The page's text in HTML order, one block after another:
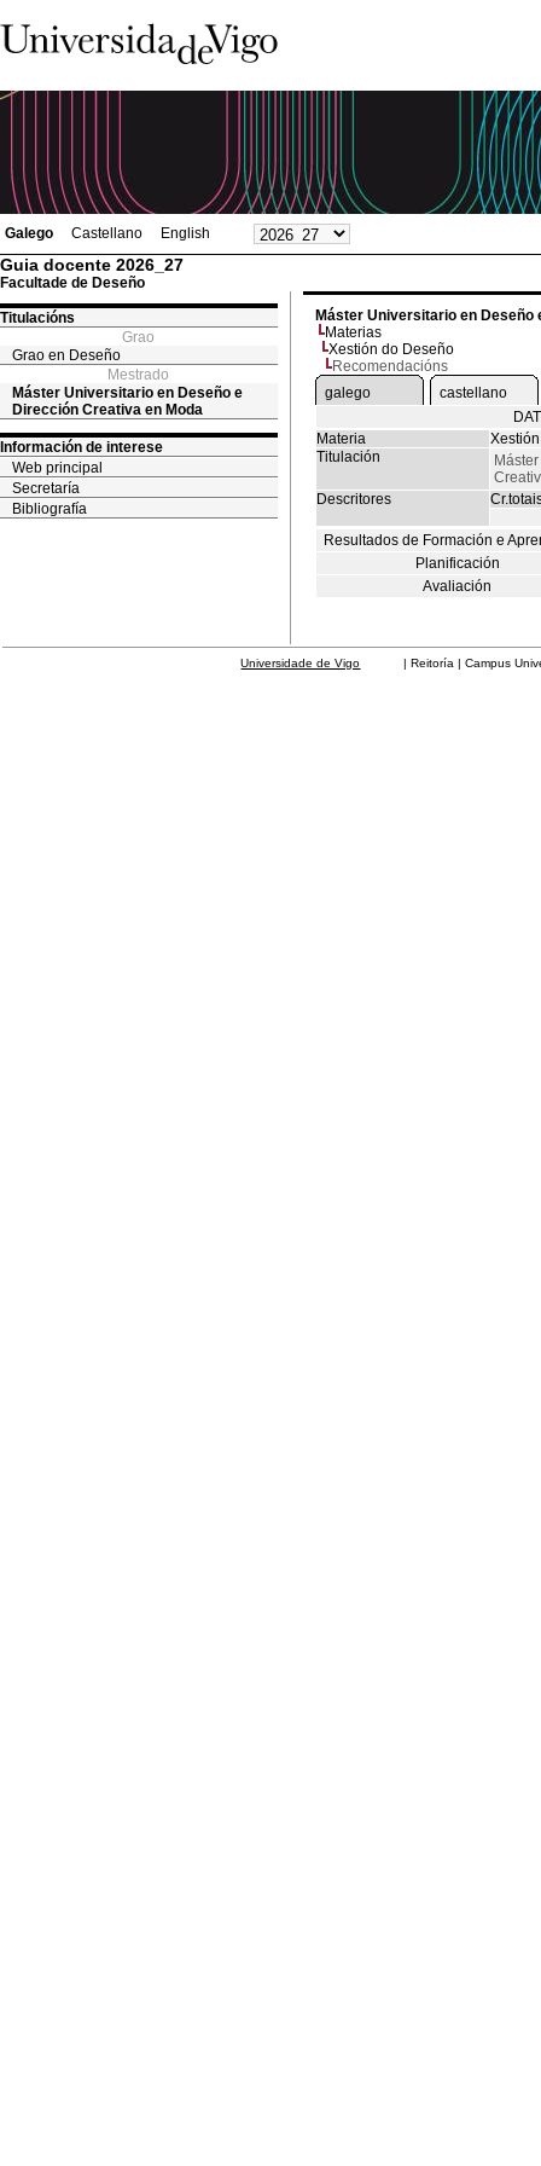
Galego Castellano English
Guia docente 2026_27
Facultade de Deseño
Titulacións
Grao
Grao en Deseño
Mestrado
Máster Universitario en Deseño e
Dirección Creativa en Moda
Información de interese
Web principal
Secretaría
Bibliografía
Máster Universitario en Deseño
Materias
Xestión do Deseño
Recomendacións
galego
castellano
Materia
Titulación
Descritores
Resultados de Formación e
Planificación
Avaliación
Universidade de Vigo | Reitoría | Campus